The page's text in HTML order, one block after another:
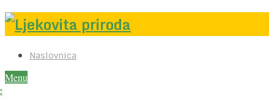
Naslovnica
Menu